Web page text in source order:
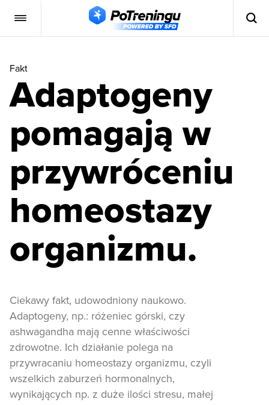
Fakt
Adaptogeny
pomagają w
przywróceniu
homeostazy
organizmu.
Ciekawy fakt, udowodniony naukowo.
Adaptogeny, np.: różeniec górski, czy
ashwagandha mają cenne właściwości
zdrowotne. Ich działanie polega na
przywracaniu homeostazy organizmu, czyli
wszelkich zaburzeń hormonalnych,
wynikających np. z duże ilości stresu, małej